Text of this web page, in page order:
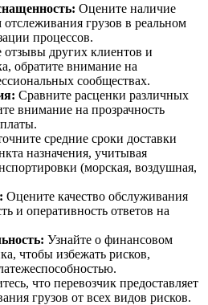
Оцените наличие
грузов в реальном
процессов.
отзывы других клиентов и
обратите внимание на
сообществах.
Сравните расценки различных
внимание на прозрачность
средние сроки доставки
назначения, учитывая
(морская, воздушная,
Оцените качество обслуживания
и оперативность ответов на
Узнайте о финансовом
чтобы избежать рисков,
что перевозчик предоставляет
грузов от всех видов рисков.